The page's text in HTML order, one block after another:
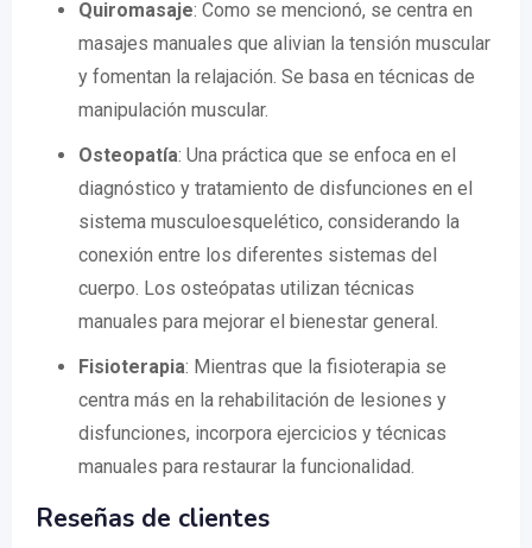
Quiromasaje: Como se mencionó, se centra en
masajes manuales que alivian la tensión muscular
y fomentan la relajación. Se basa en técnicas de
manipulación muscular.
Osteopatía: Una práctica que se enfoca en el
diagnóstico y tratamiento de disfunciones en el
sistema musculoesquelético, considerando la
conexión entre los diferentes sistemas del
cuerpo. Los osteópatas utilizan técnicas
manuales para mejorar el bienestar general.
Fisioterapia: Mientras que la fisioterapia se
centra más en la rehabilitación de lesiones y
disfunciones, incorpora ejercicios y técnicas
manuales para restaurar la funcionalidad.
Reseñas de clientes